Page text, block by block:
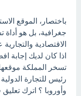
باختصار، الموقع
جغرافية، بل هو أداة
الاقتصادية
اذا كان لديك إجابة
تسخر المملكة
رئيس للتجارة
وأوروبا ؟ اترك تعليق